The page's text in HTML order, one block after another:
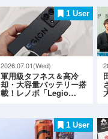
1 User
2026.07.01(Wed)
軍用級タフネス＆高冷
却・大容量バッテリー搭
載！レノボ「Legio…
1 User